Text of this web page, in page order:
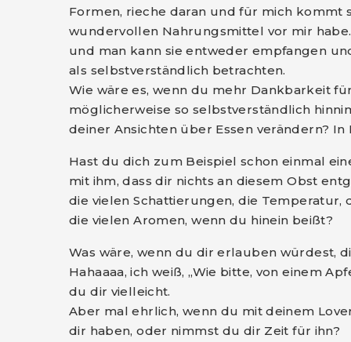
Formen, rieche daran und für mich kommt
wundervollen Nahrungsmittel vor mir
und man kann sie entweder empfangen
als selbstverständlich betrachten.
Wie wäre es, wenn du mehr Dankbarkeit
möglicherweise so selbstverständlich
deiner Ansichten über Essen verändern?
Hast du dich zum Beispiel schon einmal
mit ihm, dass dir nichts an diesem Obst
die vielen Schattierungen, die Temperatur,
die vielen Aromen, wenn du hinein beißt?
Was wäre, wenn du dir erlauben würdest,
Hahaaaa, ich weiß, „Wie bitte, von einem
du dir vielleicht.
Aber mal ehrlich, wenn du mit deinem
dir haben, oder nimmst du dir Zeit für ihn?